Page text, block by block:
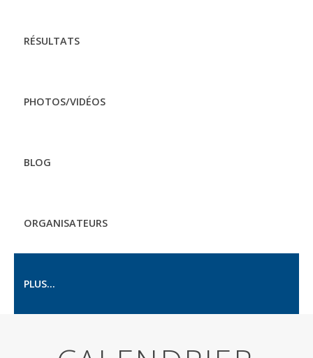
RÉSULTATS
PHOTOS/VIDÉOS
BLOG
ORGANISATEURS
PLUS...